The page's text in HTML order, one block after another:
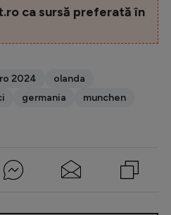
ca sursă preferată în
2024
olanda
germania
munchen